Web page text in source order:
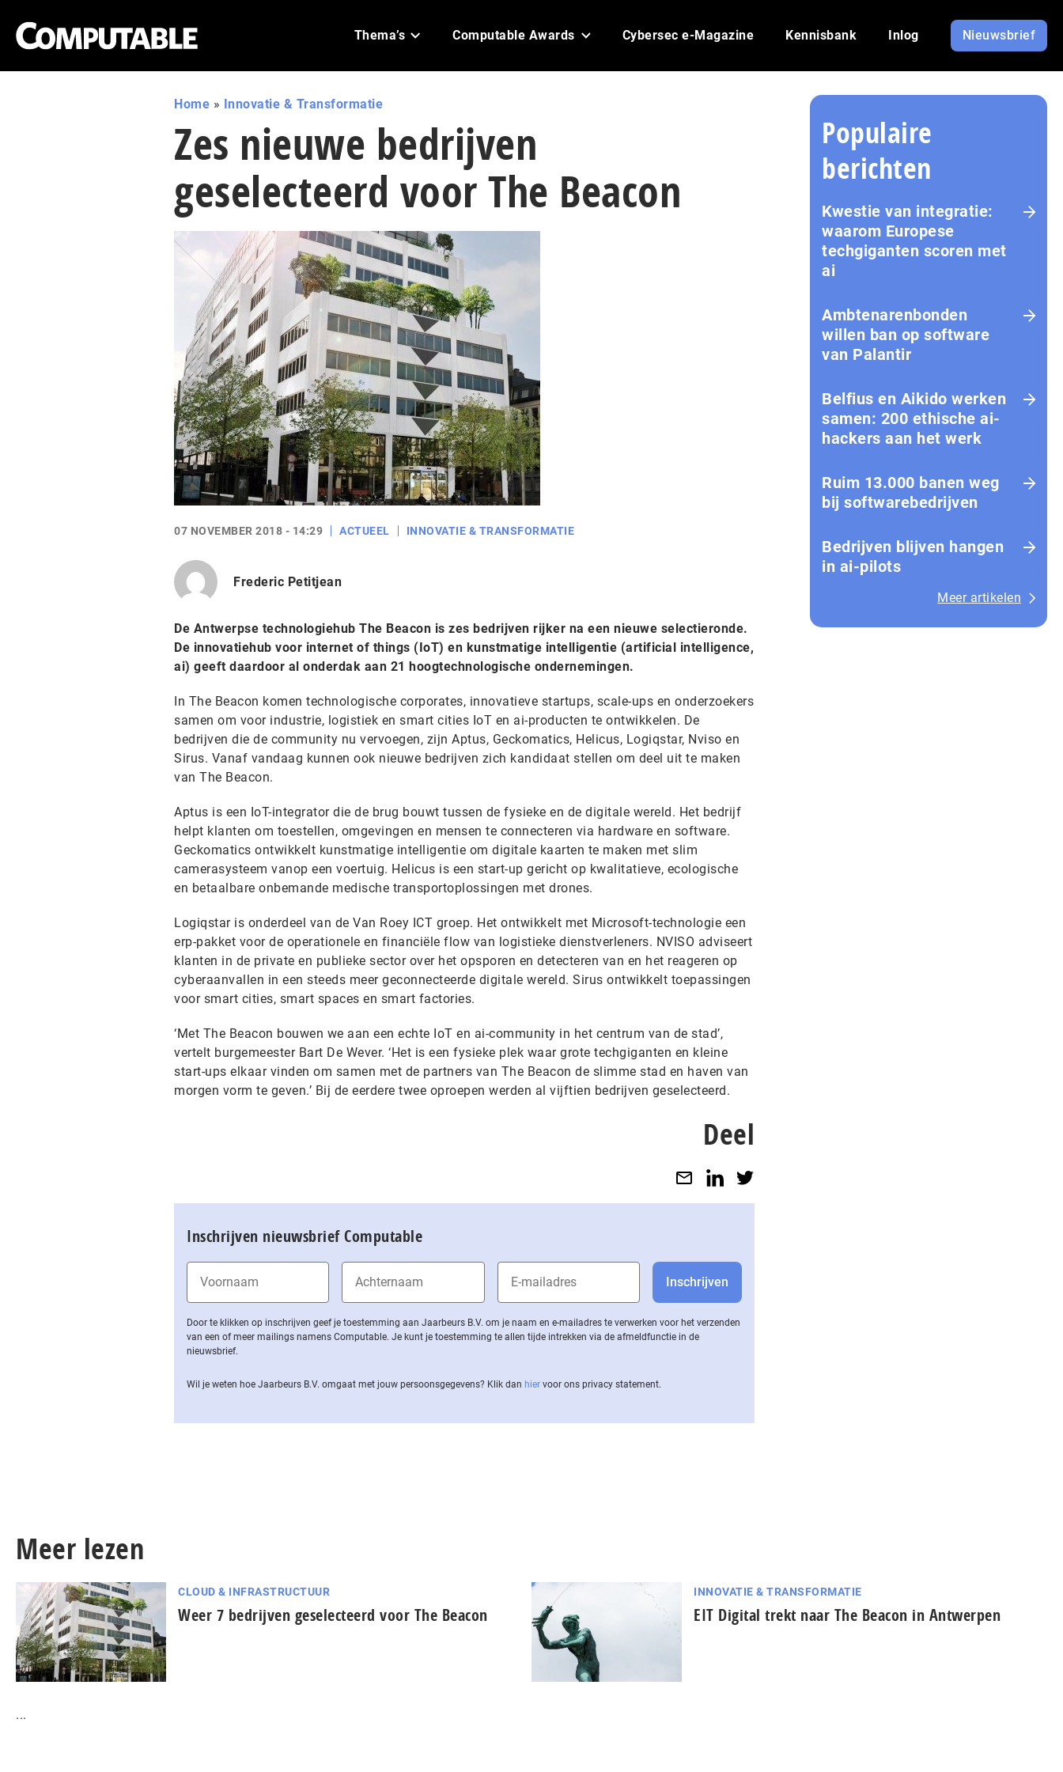
Thema’s Computable Awards Cybersec e-Magazine Kennisbank Inlog Nieuwsbrief
Home » Innovatie & Transformatie
Zes nieuwe bedrijven
geselecteerd voor The Beacon
07 NOVEMBER 2018 - 14:29 ACTUEEL INNOVATIE & TRANSFORMATIE
Frederic Petitjean
De Antwerpse technologiehub The Beacon is zes bedrijven rijker na een nieuwe selectieronde.
De innovatiehub voor internet of things (IoT) en kunstmatige intelligentie (artificial intelligence,
ai) geeft daardoor al onderdak aan 21 hoogtechnologische ondernemingen.
In The Beacon komen technologische corporates, innovatieve startups, scale-ups en onderzoekers
samen om voor industrie, logistiek en smart cities IoT en ai-producten te ontwikkelen. De
bedrijven die de community nu vervoegen, zijn Aptus, Geckomatics, Helicus, Logiqstar, Nviso en
Sirus. Vanaf vandaag kunnen ook nieuwe bedrijven zich kandidaat stellen om deel uit te maken
van The Beacon.
Aptus is een IoT-integrator die de brug bouwt tussen de fysieke en de digitale wereld. Het bedrijf
helpt klanten om toestellen, omgevingen en mensen te connecteren via hardware en software.
Geckomatics ontwikkelt kunstmatige intelligentie om digitale kaarten te maken met slim
camerasysteem vanop een voertuig. Helicus is een start-up gericht op kwalitatieve, ecologische
en betaalbare onbemande medische transportoplossingen met drones.
Logiqstar is onderdeel van de Van Roey ICT groep. Het ontwikkelt met Microsoft-technologie een
erp-pakket voor de operationele en financiële flow van logistieke dienstverleners. NVISO adviseert
klanten in de private en publieke sector over het opsporen en detecteren van en het reageren op
cyberaanvallen in een steeds meer geconnecteerde digitale wereld. Sirus ontwikkelt toepassingen
voor smart cities, smart spaces en smart factories.
‘Met The Beacon bouwen we aan een echte IoT en ai-community in het centrum van de stad’,
vertelt burgemeester Bart De Wever. ‘Het is een fysieke plek waar grote techgiganten en kleine
start-ups elkaar vinden om samen met de partners van The Beacon de slimme stad en haven van
morgen vorm te geven.’ Bij de eerdere twee oproepen werden al vijftien bedrijven geselecteerd.
Deel
Inschrijven nieuwsbrief Computable
Door te klikken op inschrijven geef je toestemming aan Jaarbeurs B.V. om je naam en e-mailadres te verwerken voor het verzenden
van een of meer mailings namens Computable. Je kunt je toestemming te allen tijde intrekken via de af­meld­func­tie in de
nieuwsbrief.
Wil je weten hoe Jaarbeurs B.V. omgaat met jouw per­soons­ge­ge­vens? Klik dan hier voor ons privacy statement.
Populaire
berichten
Kwestie van integratie:
waarom Europese
techgiganten scoren met
ai
Amb­te­na­ren­bon­den
willen ban op software
van Palantir
Belfius en Aikido werken
samen: 200 ethische ai-
hackers aan het werk
Ruim 13.000 banen weg
bij softwarebedrijven
Bedrijven blijven hangen
in ai-pilots
Meer artikelen
Meer lezen
CLOUD & INFRASTRUCTUUR
Weer 7 bedrijven geselecteerd voor The Beacon
INNOVATIE & TRANSFORMATIE
EIT Digital trekt naar The Beacon in Antwerpen
...